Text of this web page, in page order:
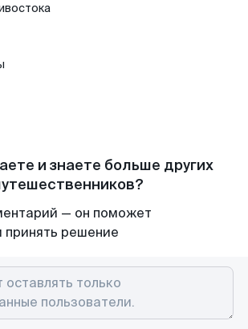
и знаете больше других
— он поможет
принять решение